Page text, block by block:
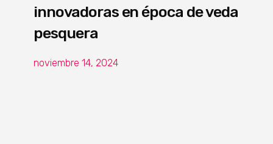
innovadoras en época de veda
pesquera
noviembre 14, 2024